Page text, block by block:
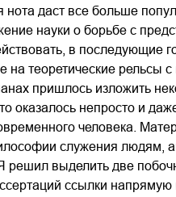
нота даст все больше
науки о борьбе с
в последующие
на теоретические рельсы
пришлось изложить
оказалось непросто и
человека.
служения людям,
выделить две
ссылки